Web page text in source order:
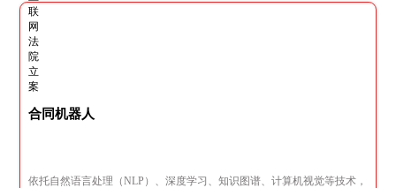
合同机器人
依托自然语言处理（NLP）、深度学习、知识图谱、计算机视觉等技术，